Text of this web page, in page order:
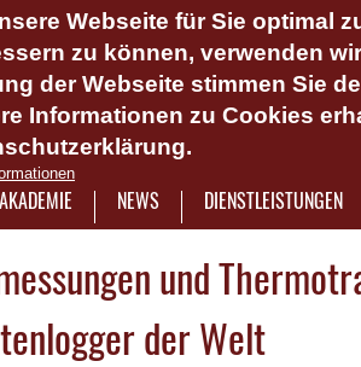
Webseite für Sie optimal
zu können, verwenden
der Webseite stimmen Sie
Informationen zu Cookies
NEWS DIENSTLEISTUNGEN
Das
Plattform
7921322
und
der Welt